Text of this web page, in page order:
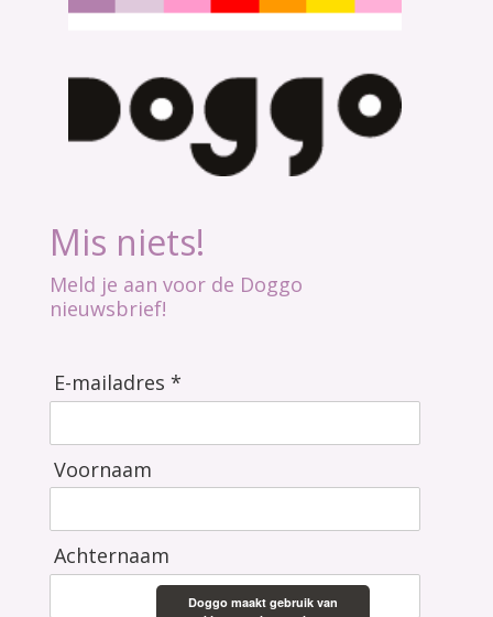
Mis niets!
Meld je aan voor de Doggo
nieuwsbrief!
E-mailadres *
Voornaam
Achternaam
Doggo maakt gebruik van